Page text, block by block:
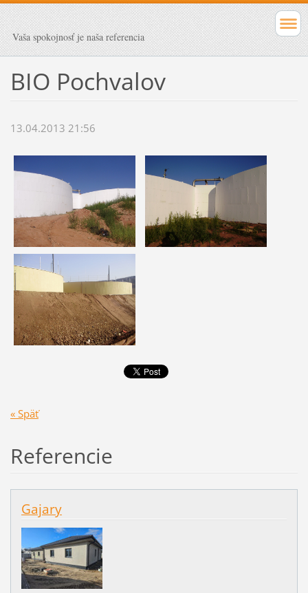
Vaša spokojnosť je naša referencia
BIO Pochvalov
13.04.2013 21:56
« Späť
Referencie
Gajary